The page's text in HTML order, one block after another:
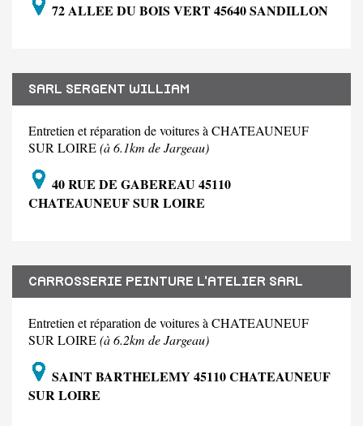
72 ALLEE DU BOIS VERT 45640 SANDILLON
SARL SERGENT WILLIAM
Entretien et réparation de voitures à CHATEAUNEUF
SUR LOIRE(à 6.1km de Jargeau)
40 RUE DE GABEREAU 45110
CHATEAUNEUF SUR LOIRE
CARROSSERIE PEINTURE L'ATELIER SARL
Entretien et réparation de voitures à CHATEAUNEUF
SUR LOIRE(à 6.2km de Jargeau)
SAINT BARTHELEMY 45110 CHATEAUNEUF
SUR LOIRE